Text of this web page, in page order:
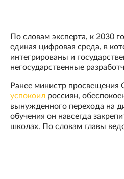
По словам эксперта, к 2030
единая цифровая среда, в
интегрированы и
негосударственные
Ранее министр просвещения
успокоил россиян,
вынужденного перехода на
обучения он навсегда
школах. По словам главы